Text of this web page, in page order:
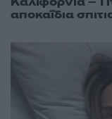
αποκαΐδια